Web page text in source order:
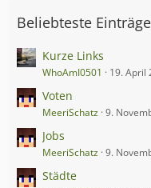
Beliebteste Einträge
Kurze Links
WhoAmI0501 19. April
Voten
MeeriSchatz 9.
Jobs
MeeriSchatz 9.
Städte